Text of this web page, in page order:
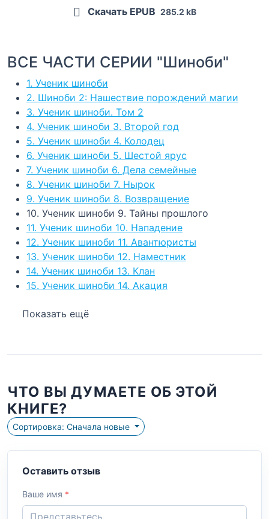
Скачать EPUB 285.2 kB
ВСЕ ЧАСТИ СЕРИИ "Шиноби"
1. Ученик шиноби
2. Шиноби 2: Нашествие порождений магии
3. Ученик шиноби. Том 2
4. Ученик шиноби 3. Второй год
5. Ученик шиноби 4. Колодец
6. Ученик шиноби 5. Шестой ярус
7. Ученик шиноби 6. Дела семейные
8. Ученик шиноби 7. Нырок
9. Ученик шиноби 8. Возвращение
10. Ученик шиноби 9. Тайны прошлого
11. Ученик шиноби 10. Нападение
12. Ученик шиноби 11. Авантюристы
13. Ученик шиноби 12. Наместник
14. Ученик шиноби 13. Клан
15. Ученик шиноби 14. Акация
Показать ещё
ЧТО ВЫ ДУМАЕТЕ ОБ ЭТОЙ
КНИГЕ?
Сортировка: Сначала новые
Оставить отзыв
Ваше имя *